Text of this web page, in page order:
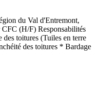
du Val d'Entremont,
(H/F) Responsabilités
toitures (Tuiles en terre
des toitures * Bardage